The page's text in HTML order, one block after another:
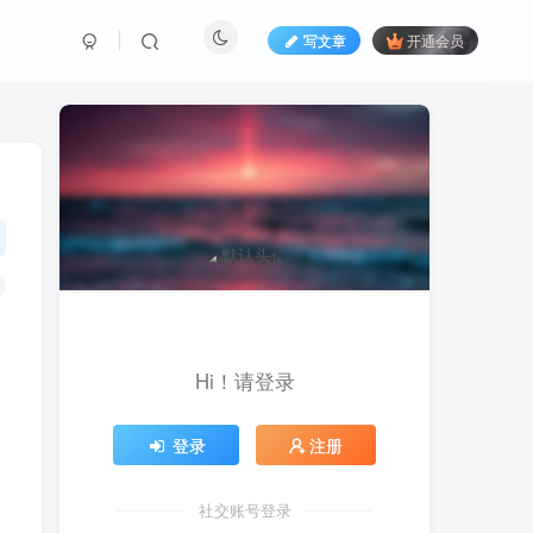
写文章 开通会员
Hi！请登录
登录 注册
社交账号登录